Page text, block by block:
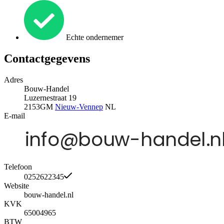
Echte ondernemer
Contactgegevens
Adres
Bouw-Handel
Luzernestraat 19
2153GM Nieuw-Vennep NL
E-mail
Telefoon
0252622345
Website
bouw-handel.nl
KVK
65004965
BTW